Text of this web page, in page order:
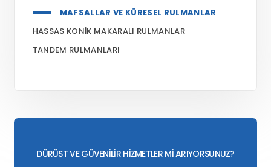
MAFSALLAR VE KÜRESEL RULMANLAR
HASSAS KONIK MAKARALI RULMANLAR
TANDEM RULMANLARI
DÜRÜST VE GÜVENİLİR HİZMETLER Mİ ARIYORSUNUZ?